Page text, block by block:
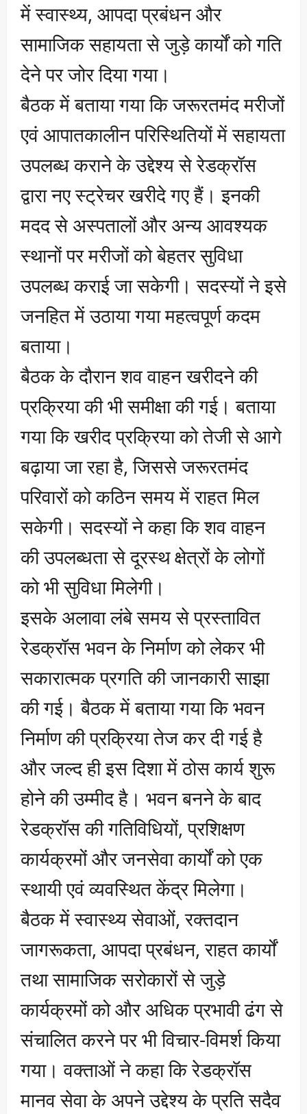
में स्वास्थ्य, आपदा प्रबंधन और
सामाजिक सहायता से जुड़े कार्यों को गति
देने पर जोर दिया गया।
बैठक में बताया गया कि जरूरतमंद मरीजों
एवं आपातकालीन परिस्थितियों में सहायता
उपलब्ध कराने के उद्देश्य से रेडक्रॉस
द्वारा नए स्ट्रेचर खरीदे गए हैं। इनकी
मदद से अस्पतालों और अन्य आवश्यक
स्थानों पर मरीजों को बेहतर सुविधा
उपलब्ध कराई जा सकेगी। सदस्यों ने इसे
जनहित में उठाया गया महत्वपूर्ण कदम
बताया।
बैठक के दौरान शव वाहन खरीदने की
प्रक्रिया की भी समीक्षा की गई। बताया
गया कि खरीद प्रक्रिया को तेजी से आगे
बढ़ाया जा रहा है, जिससे जरूरतमंद
परिवारों को कठिन समय में राहत मिल
सकेगी। सदस्यों ने कहा कि शव वाहन
की उपलब्धता से दूरस्थ क्षेत्रों के लोगों
को भी सुविधा मिलेगी।
इसके अलावा लंबे समय से प्रस्तावित
रेडक्रॉस भवन के निर्माण को लेकर भी
सकारात्मक प्रगति की जानकारी साझा
की गई। बैठक में बताया गया कि भवन
निर्माण की प्रक्रिया तेज कर दी गई है
और जल्द ही इस दिशा में ठोस कार्य शुरू
होने की उम्मीद है। भवन बनने के बाद
रेडक्रॉस की गतिविधियों, प्रशिक्षण
कार्यक्रमों और जनसेवा कार्यों को एक
स्थायी एवं व्यवस्थित केंद्र मिलेगा।
बैठक में स्वास्थ्य सेवाओं, रक्तदान
जागरूकता, आपदा प्रबंधन, राहत कार्यों
तथा सामाजिक सरोकारों से जुड़े
कार्यक्रमों को और अधिक प्रभावी ढंग से
संचालित करने पर भी विचार-विमर्श किया
गया। वक्ताओं ने कहा कि रेडक्रॉस
मानव सेवा के अपने उद्देश्य के प्रति सदैव